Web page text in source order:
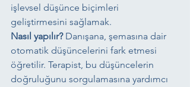
işlevsel düşünce biçimleri
geliştirmesini sağlamak.
Nasıl yapılır? Danışana, şemasına dair
otomatik düşüncelerini fark etmesi
öğretilir. Terapist, bu düşüncelerin
doğruluğunu sorgulamasına yardımcı